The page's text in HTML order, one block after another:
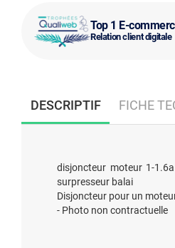
Top 1 E-
Relation client digitale
DESCRIPTIF FICHE
disjoncteur moteur 1-
surpresseur balai
Disjoncteur pour un
- Photo non contractuelle